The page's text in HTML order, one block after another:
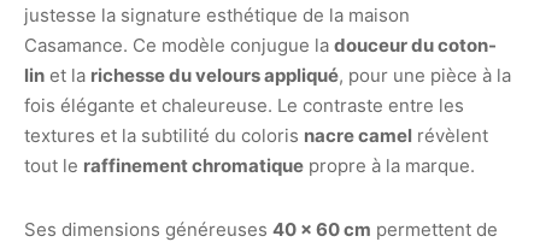
justesse la signature esthétique de la maison
Casamance. Ce modèle conjugue la douceur du coton-
lin et la richesse du velours appliqué, pour une pièce à la
fois élégante et chaleureuse. Le contraste entre les
textures et la subtilité du coloris nacre camel révèlent
tout le raffinement chromatique propre à la marque.
Ses dimensions généreuses 40 x 60 cm permettent de